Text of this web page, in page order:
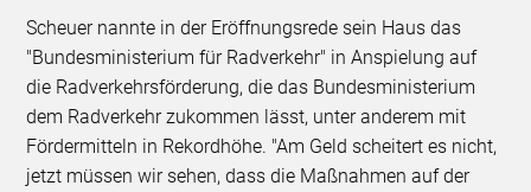
Scheuer nannte in der Eröffnungsrede sein Haus das
"Bundesministerium für Radverkehr" in Anspielung auf
die Radverkehrsförderung, die das Bundesministerium
dem Radverkehr zukommen lässt, unter anderem mit
Fördermitteln in Rekordhöhe. "Am Geld scheitert es nicht,
jetzt müssen wir sehen, dass die Maßnahmen auf der